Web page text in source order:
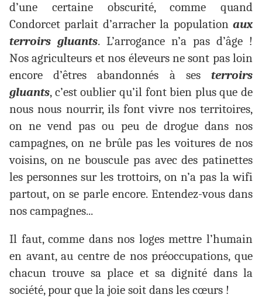
d’une certaine obscurité, comme quand
Condorcet parlait d’arracher la population aux
terroirs gluants. L’arrogance n’a pas d’âge !
Nos agriculteurs et nos éleveurs ne sont pas loin
encore d’êtres abandonnés à ses terroirs
gluants, c’est oublier qu’il font bien plus que de
nous nous nourrir, ils font vivre nos territoires,
on ne vend pas ou peu de drogue dans nos
campagnes, on ne brûle pas les voitures de nos
voisins, on ne bouscule pas avec des patinettes
les personnes sur les trottoirs, on n’a pas la wifi
partout, on se parle encore. Entendez-vous dans
nos campagnes...
Il faut, comme dans nos loges mettre l’humain
en avant, au centre de nos préoccupations, que
chacun trouve sa place et sa dignité dans la
société, pour que la joie soit dans les cœurs !